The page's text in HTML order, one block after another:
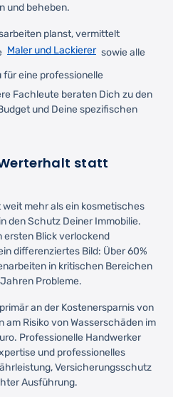
und beheben.
planst, vermittelt
Maler und Lackierer sowie alle
für eine professionelle
Fachleute beraten Dich zu den
und Deine spezifischen
statt
weit mehr als ein kosmetisches
den Schutz Deiner Immobilie.
ersten Blick verlockend
differenziertes Bild: Über 60%
in kritischen Bereichen
Probleme.
an der Kostenersparnis von
am Risiko von Wasserschäden im
Professionelle Handwerker
und professionelles
Versicherungsschutz
Ausführung.